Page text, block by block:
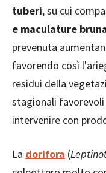
tuberi, su cui
e maculature
prevenuta
favorendo così
residui della
stagionali
intervenire con
La dorifora (